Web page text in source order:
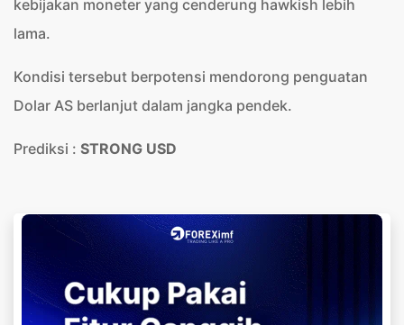
kebijakan moneter yang cenderung hawkish lebih
lama.
Kondisi tersebut berpotensi mendorong penguatan
Dolar AS berlanjut dalam jangka pendek.
Prediksi : STRONG USD